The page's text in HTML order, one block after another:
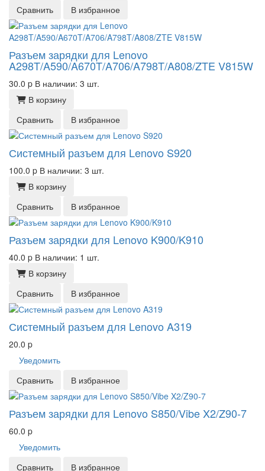
Сравнить
В избранное
Разъем зарядки для Lenovo
A298T/A590/A670T/A706/A798T/A808/ZTE V815W
30.0 p В наличии: 3 шт.
В корзину
Сравнить
В избранное
Системный разъем для Lenovo S920
100.0 p В наличии: 3 шт.
В корзину
Сравнить
В избранное
Разъем зарядки для Lenovo K900/K910
40.0 p В наличии: 1 шт.
В корзину
Сравнить
В избранное
Системный разъем для Lenovo A319
20.0 p
Уведомить
Сравнить
В избранное
Разъем зарядки для Lenovo S850/Vibe X2/Z90-7
60.0 p
Уведомить
Сравнить
В избранное